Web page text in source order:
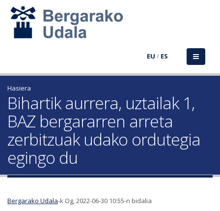
EU / ES
Hasiera
Bihartik aurrera, uztailak 1,
BAZ bergararren arreta
zerbitzuak udako ordutegia
egingo du
Bergarako Udala-k Og, 2022-06-30 10:55-n bidalia